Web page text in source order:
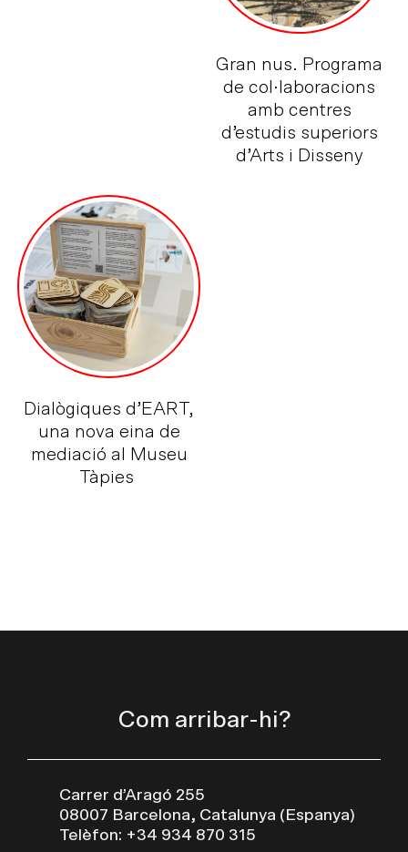
Gran nus. Programa
de col·laboracions
amb centres
d’estudis superiors
d’Arts i Disseny
Dialògiques d’EART,
una nova eina de
mediació al Museu
Tàpies
Com arribar-hi?
Carrer d’Aragó 255
08007 Barcelona, Catalunya (Espanya)
Telèfon: +34 934 870 315